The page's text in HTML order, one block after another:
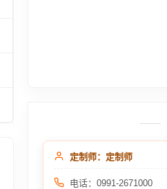
定制师：定制师
电话：0991-2671000